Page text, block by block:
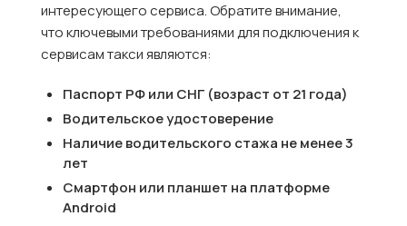
интересующего сервиса. Обратите внимание,
что ключевыми требованиями для подключения к
сервисам такси являются:
Паспорт РФ или СНГ (возраст от 21 года)
Водительское удостоверение
Наличие водительского стажа не менее 3
лет
Смартфон или планшет на платформе
Android